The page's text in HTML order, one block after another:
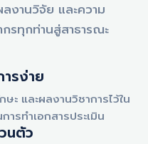
งานวิจัย และความ
รทุกท่านสู่สาธารณะ
รง่าย
ะ และผลงานวิชาการไว้ใน
รทำเอกสารประเมิน
นตัว